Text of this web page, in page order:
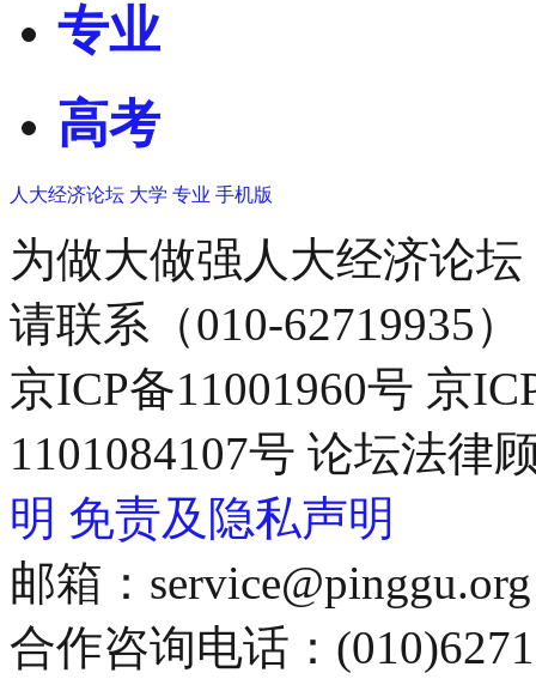
专业
高考
人大经济论坛 大学 专业 手机版
为做大做强人大经济论
请联系（010-62719935）
京ICP备11001960号 京
1101084107号 论坛法律
明 免责及隐私声明
邮箱：service@pinggu.org
合作咨询电话：